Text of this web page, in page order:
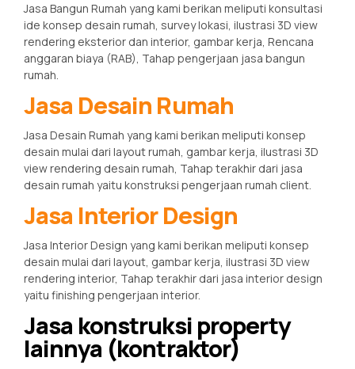
Jasa Bangun Rumah yang kami berikan meliputi konsultasi
ide konsep desain rumah, survey lokasi, ilustrasi 3D view
rendering eksterior dan interior, gambar kerja, Rencana
anggaran biaya (RAB), Tahap pengerjaan jasa bangun
rumah.
Jasa Desain Rumah
Jasa Desain Rumah yang kami berikan meliputi konsep
desain mulai dari layout rumah, gambar kerja, ilustrasi 3D
view rendering desain rumah, Tahap terakhir dari jasa
desain rumah yaitu konstruksi pengerjaan rumah client.
Jasa Interior Design
Jasa Interior Design yang kami berikan meliputi konsep
desain mulai dari layout, gambar kerja, ilustrasi 3D view
rendering interior, Tahap terakhir dari jasa interior design
yaitu finishing pengerjaan interior.
Jasa konstruksi property
lainnya (kontraktor)